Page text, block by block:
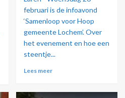
februari is de infoavond
‘Samenloop voor Hoop
gemeente Lochem’. Over
het evenement en hoe een
steentje...
Lees meer